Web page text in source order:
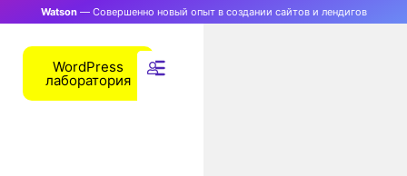
Watson— Совершенно новый опыт в создании сайтов и лендигов
WordPress
лаборатория